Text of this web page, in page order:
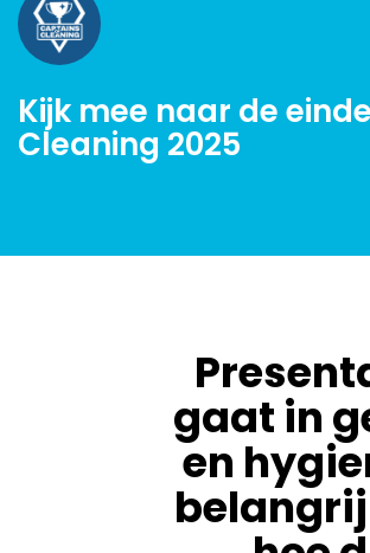
Kijk mee naar de
Cleaning 2025
gaat in
en